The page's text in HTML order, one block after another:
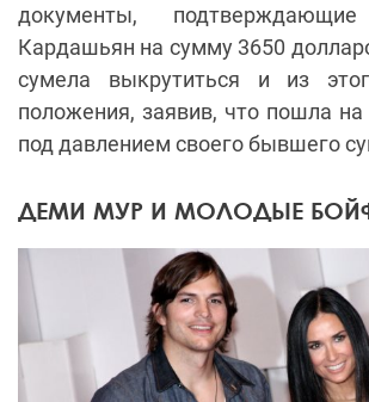
документы,
Кардашьян на сумму 3650
сумела выкрутиться и из
положения, заявив, что пошла на
под давлением своего бывшего
ДЕМИ МУР И МОЛОДЫЕ